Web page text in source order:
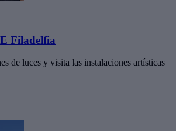
Filadelfia
de luces y visita las instalaciones artísticas